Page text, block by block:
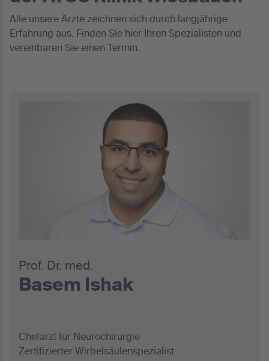
Alle unsere Ärzte zeichnen sich durch langjährige
Erfahrung aus. Finden Sie hier Ihren Spezialisten und
vereinbaren Sie einen Termin.
Prof. Dr. med.
Basem Ishak
Chefarzt für Neurochirurgie
Zertifizierter Wirbelsäulenspezialist